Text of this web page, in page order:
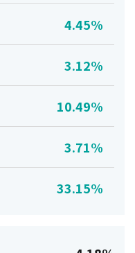
4.45%
3.12%
10.49%
3.71%
33.15%